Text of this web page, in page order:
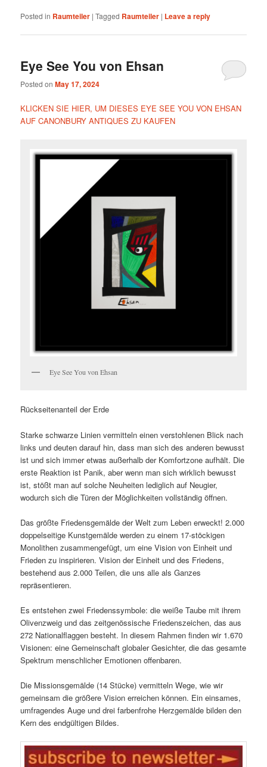
Posted in Raumteiler |Tagged Raumteiler | Leave a reply
Eye See You von Ehsan
Posted onMay 17, 2024
KLICKEN SIE HIER, UM DIESES EYE SEE YOU VON EHSAN
AUF CANONBURY ANTIQUES ZU KAUFEN
Eye See You von Ehsan
Rückseitenanteil der Erde
Starke schwarze Linien vermitteln einen verstohlenen Blick nach
links und deuten darauf hin, dass man sich des anderen bewusst
ist und sich immer etwas außerhalb der Komfortzone aufhält. Die
erste Reaktion ist Panik, aber wenn man sich wirklich bewusst
ist, stößt man auf solche Neuheiten lediglich auf Neugier,
wodurch sich die Türen der Möglichkeiten vollständig öffnen.
Das größte Friedensgemälde der Welt zum Leben erweckt! 2.000
doppelseitige Kunstgemälde werden zu einem 17-stöckigen
Monolithen zusammengefügt, um eine Vision von Einheit und
Frieden zu inspirieren. Vision der Einheit und des Friedens,
bestehend aus 2.000 Teilen, die uns alle als Ganzes
repräsentieren.
Es entstehen zwei Friedenssymbole: die weiße Taube mit ihrem
Olivenzweig und das zeitgenössische Friedenszeichen, das aus
272 Nationalflaggen besteht. In diesem Rahmen finden wir 1.670
Visionen: eine Gemeinschaft globaler Gesichter, die das gesamte
Spektrum menschlicher Emotionen offenbaren.
Die Missionsgemälde (14 Stücke) vermitteln Wege, wie wir
gemeinsam die größere Vision erreichen können. Ein einsames,
umfragendes Auge und drei farbenfrohe Herzgemälde bilden den
Kern des endgültigen Bildes.